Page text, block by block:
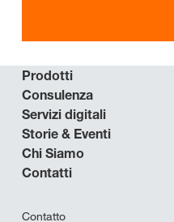
Prodotti
Consulenza
Servizi digitali
Storie & Eventi
Chi Siamo
Contatti
Contatto